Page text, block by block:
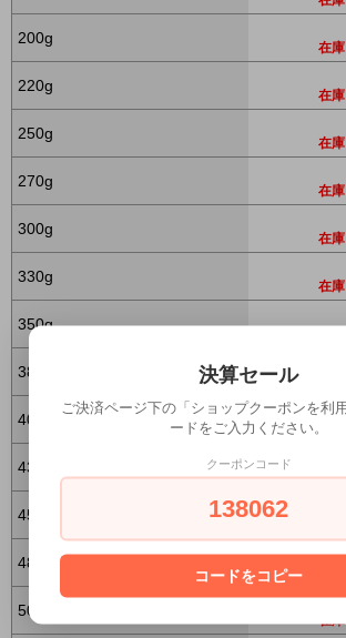
200g
在
220g
在
250g
在
270g
在
300g
在
330g
在
350g
在
380g
在
400g
在
430g
在
450g
在
480g
在
500g
在
決算セール
ご決済ページ下の「ショップクーポンを利
ードをご入力ください。
クーポンコード
138062
コードをコピー